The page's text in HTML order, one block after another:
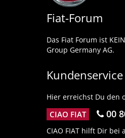
Fiat-Forum
Das Fiat Forum ist
Group Germany AG.
Kundenservice
Hier erreichst Du den
CIAO FIAT 00
CIAO FIAT hilft Dir bei